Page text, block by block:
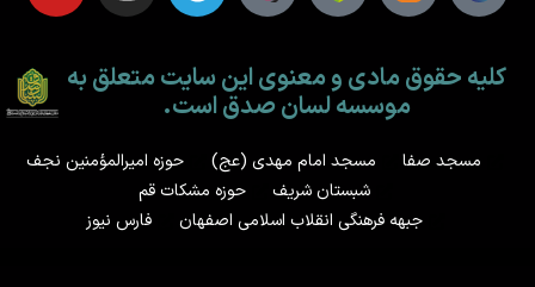
کلیه حقوق مادی و معنوی این سایت متعلق به
موسسه لسان صدق است.
مسجد صفا مسجد امام مهدی (عج)
حوزه امیرالمؤمنین نجف
شبستان شریف
حوزه مشکات قم
جبهه فرهنگی انقلاب اسلامی اصفهان
فارس نیوز